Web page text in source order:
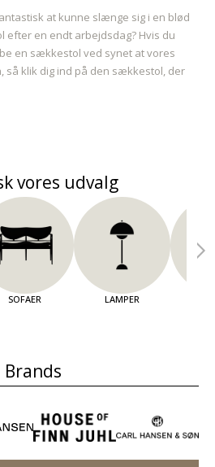
at kunne slænge sig i en blød
en endt arbejdsdag? Hvis du
en sækkestol ved synet at vores
så klik dig ind på den sækkestol, der
vores udvalg
SOFAER LAMPER
Brands